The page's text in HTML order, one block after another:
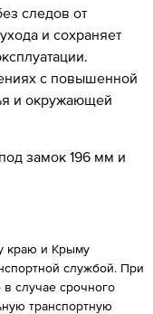
следов от
и сохраняет
с повышенной
и окружающей
замок 196 мм и
краю и Крыму
службой. При
случае срочного
транспортную